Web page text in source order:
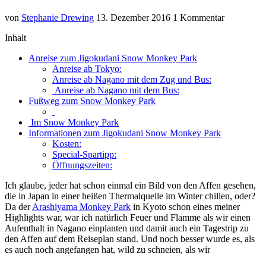
von Stephanie Drewing 13. Dezember 2016 1 Kommentar
Inhalt
Anreise zum Jigokudani Snow Monkey Park
Anreise ab Tokyo:
Anreise ab Nagano mit dem Zug und Bus:
Anreise ab Nagano mit dem Bus:
Fußweg zum Snow Monkey Park
Im Snow Monkey Park
Informationen zum Jigokudani Snow Monkey Park
Kosten:
Special-Spartipp:
Öffnungszeiten:
Ich glaube, jeder hat schon einmal ein Bild von den Affen gesehen,
die in Japan in einer heißen Thermalquelle im Winter chillen, oder?
Da derArashiyama Monkey Park in Kyoto schon eines meiner
Highlights war, war ich natürlich Feuer und Flamme als wir einen
Aufenthalt in Nagano einplanten und damit auch ein Tagestrip zu
den Affen auf dem Reiseplan stand. Und noch besser wurde es, als
es auch noch angefangen hat, wild zu schneien, als wir